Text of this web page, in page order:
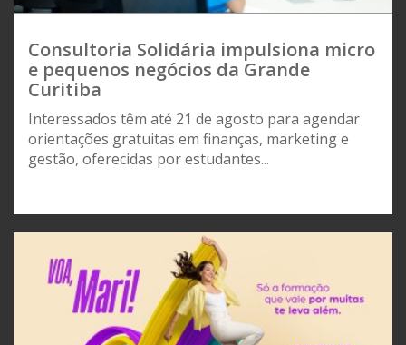
Consultoria Solidária impulsiona micro
e pequenos negócios da Grande
Curitiba
Interessados têm até 21 de agosto para agendar
orientações gratuitas em finanças, marketing e
gestão, oferecidas por estudantes...